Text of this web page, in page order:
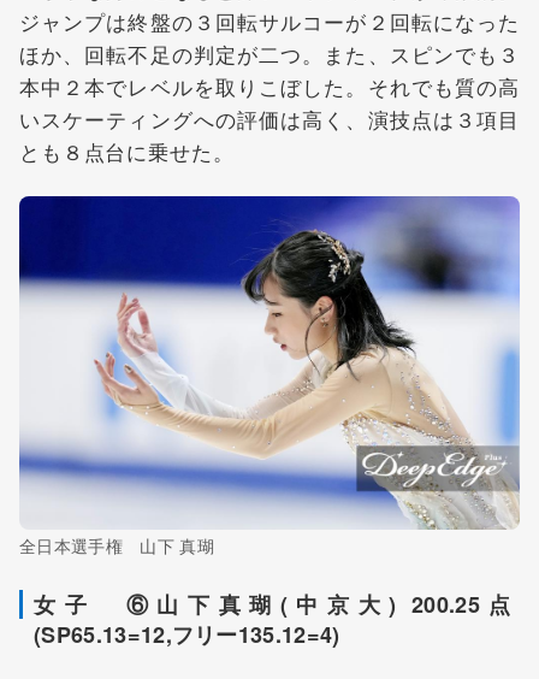
ジャンプは終盤の３回転サルコーが２回転になった
ほか、回転不足の判定が二つ。また、スピンでも３
本中２本でレベルを取りこぼした。それでも質の高
いスケーティングへの評価は高く、演技点は３項目
とも８点台に乗せた。
全日本選手権 山下 真瑚
女子 ⑥山下真瑚(中京大) 200.25点
(SP65.13=12,フリー135.12=4)